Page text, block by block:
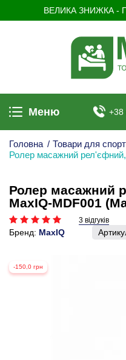
ВЕЛИКА ЗНИЖКА -
Меню +38
Головна / Товари для
Ролер масажний
Ролер масажний
MaxIQ-MDF001
3 відгуків
Бренд: MaxIQ
-150,0 грн